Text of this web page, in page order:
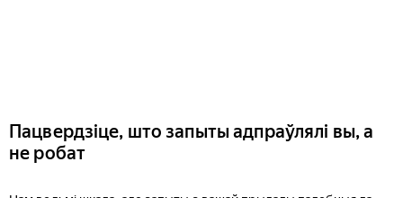
Пацвердзіце, што запыты адпраўлялі вы, а
не робат